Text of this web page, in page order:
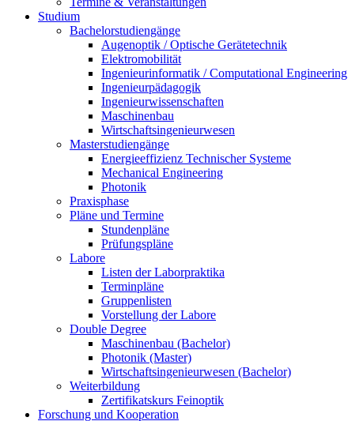
Studium
Bachelorstudiengänge
Augenoptik / Optische Gerätetechnik
Elektromobilität
Ingenieurinformatik / Computational Engineering
Ingenieurpädagogik
Ingenieurwissenschaften
Maschinenbau
Wirtschaftsingenieurwesen
Masterstudiengänge
Energieeffizienz Technischer Systeme
Mechanical Engineering
Photonik
Praxisphase
Pläne und Termine
Stundenpläne
Prüfungspläne
Labore
Listen der Laborpraktika
Terminpläne
Gruppenlisten
Vorstellung der Labore
Double Degree
Maschinenbau (Bachelor)
Photonik (Master)
Wirtschaftsingenieurwesen (Bachelor)
Weiterbildung
Zertifikatskurs Feinoptik
Forschung und Kooperation